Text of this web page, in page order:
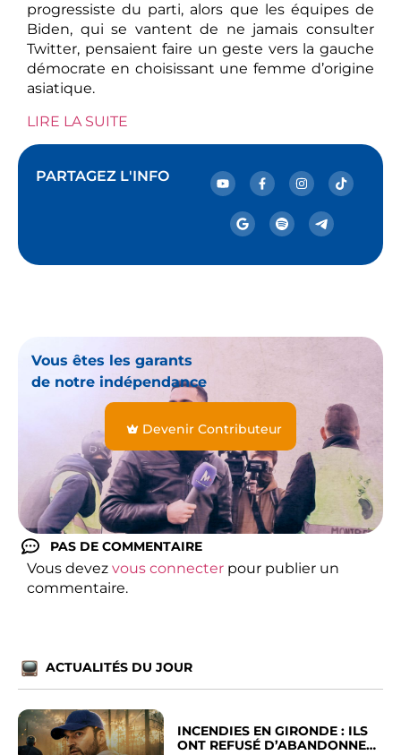
progressiste du parti, alors que les équipes de
Biden, qui se vantent de ne jamais consulter
Twitter, pensaient faire un geste vers la gauche
démocrate en choisissant une femme d’origine
asiatique.
LIRE LA SUITE
PARTAGEZ L'INFO
Vous êtes les garants
de notre indépendance
Devenir Contributeur
PAS DE COMMENTAIRE
Vous devez vous connecter pour publier un
commentaire.
ACTUALITÉS DU JOUR
INCENDIES EN GIRONDE : ILS
ONT REFUSÉ D’ABANDONNER